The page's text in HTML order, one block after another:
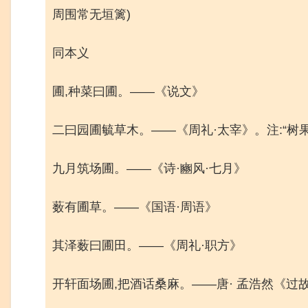
周围常无垣篱)
同本义
圃,种菜曰圃。——《说文》
二曰园圃毓草木。——《周礼·太宰》。注:“树
九月筑场圃。——《诗·豳风·七月》
薮有圃草。——《国语·周语》
其泽薮曰圃田。——《周礼·职方》
开轩面场圃,把酒话桑麻。——唐· 孟浩然《过故